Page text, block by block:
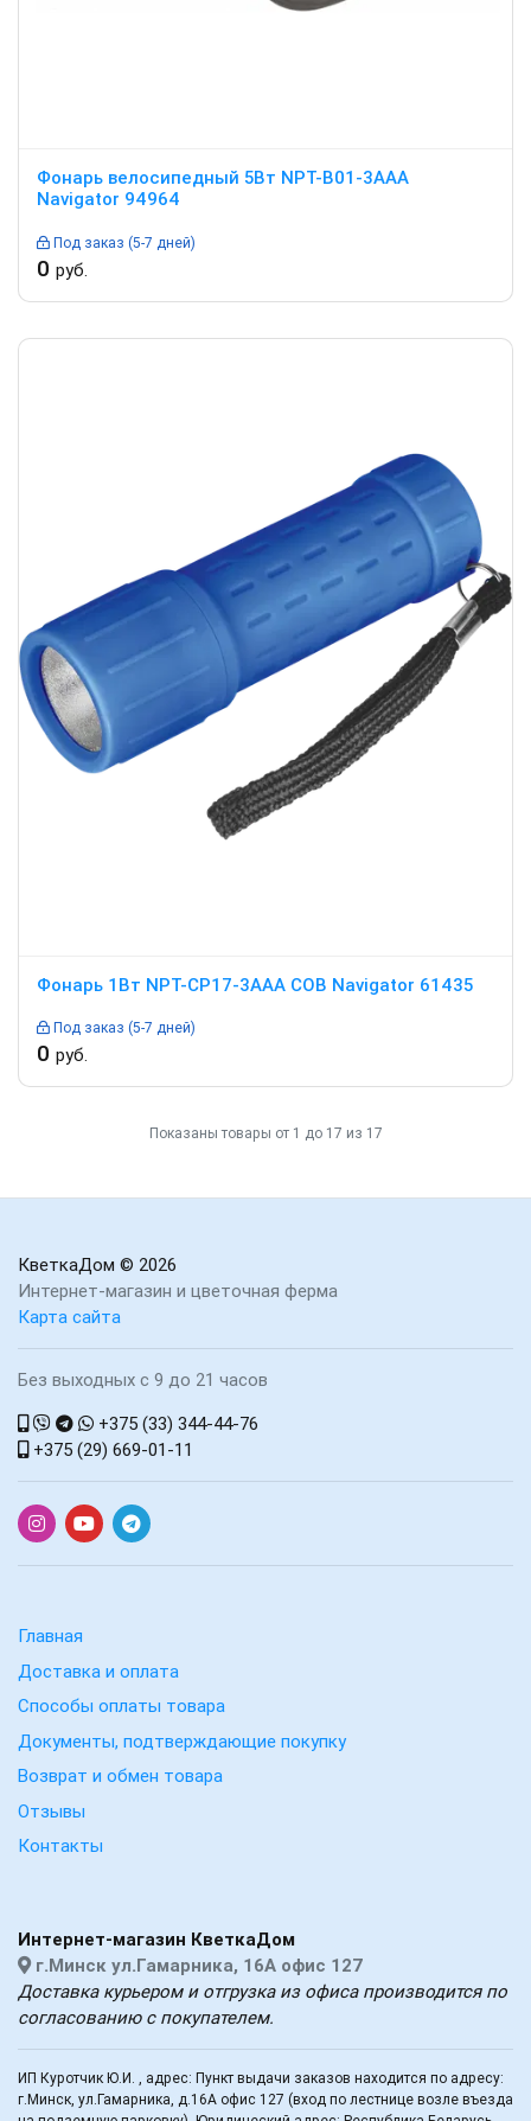
Фонарь велосипедный 5Вт NPT-B01-3AAA
Navigator 94964
Под заказ (5-7 дней)
0 руб.
Фонарь 1Вт NPT-CP17-3AAA COB Navigator 61435
Под заказ (5-7 дней)
0 руб.
Показаны товары от 1 до 17 из 17
КветкаДом © 2026
Интернет-магазин и цветочная ферма
Карта сайта
Без выходных с 9 до 21 часов
+375 (33) 344-44-76
+375 (29) 669-01-11
Главная
Доставка и оплата
Способы оплаты товара
Документы, подтверждающие покупку
Возврат и обмен товара
Отзывы
Контакты
Интернет-магазин КветкаДом
г.Минск ул.Гамарника, 16А офис 127
Доставка курьером и отгрузка из офиса производится по
согласованию с покупателем.
ИП Куротчик Ю.И. , адрес: Пункт выдачи заказов находится по адресу:
г.Минск, ул.Гамарника, д.16А офис 127 (вход по лестнице возле въезда